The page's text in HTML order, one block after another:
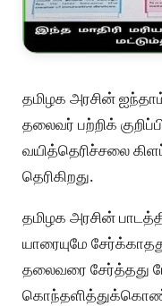
தமிழக அரசின் ஐந்தாம்
தலைவர் பற்றிக்
வயித்தெரிச்சலை
தெரிகிறது.
தமிழக அரசின்
யாரையுமே
தலைவரை சேர்த்தது